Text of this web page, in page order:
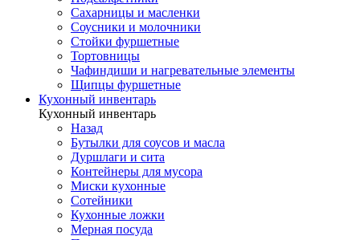
Сахарницы и масленки
Соусники и молочники
Стойки фуршетные
Тортовницы
Чафиндиши и нагревательные элементы
Щипцы фуршетные
Кухонный инвентарь
Кухонный инвентарь
Назад
Бутылки для соусов и масла
Дуршлаги и сита
Контейнеры для мусора
Миски кухонные
Сотейники
Кухонные ложки
Мерная посуда